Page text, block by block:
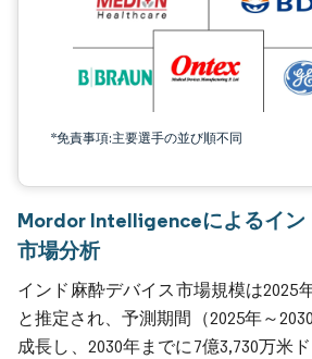
*免責事項:主要選手の並び順不同
Mordor Intelligenceによるイン
市場分析
インド麻酔デバイス市場規模は2025
と推定され、予測期間（2025年～
成長し、2030年までに7億3,730万米